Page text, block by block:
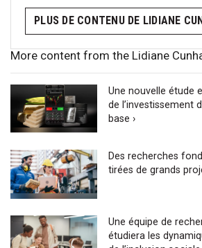
PLUS DE CONTENU DE LIDIANE
More content from the Lidiane
Une nouvelle étude
de l’investissement
base ›
Des recherches
tirées de grands
Une équipe de
étudiera les